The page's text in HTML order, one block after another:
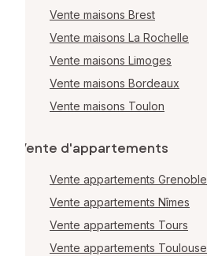
Vente maisons Brest
Vente maisons La Rochelle
Vente maisons Limoges
Vente maisons Bordeaux
Vente maisons Toulon
Vente d'appartements
Vente appartements Grenoble
Vente appartements Nîmes
Vente appartements Tours
Vente appartements Toulouse